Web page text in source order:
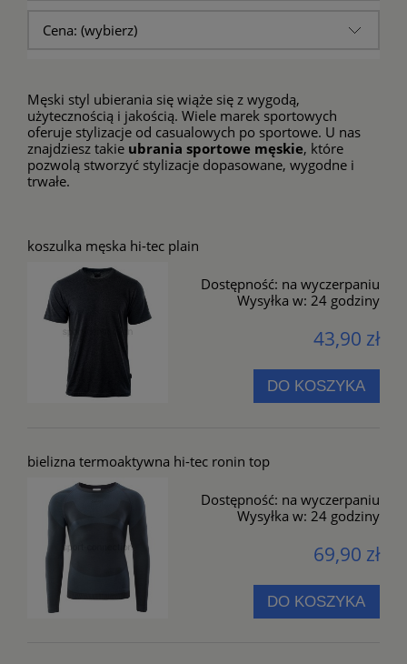
Cena: (wybierz)
Męski styl ubierania się wiąże się z wygodą,
użytecznością i jakością. Wiele marek sportowych
oferuje stylizacje od casualowych po sportowe. U nas
znajdziesz takie ubrania sportowe męskie, które
pozwolą stworzyć stylizacje dopasowane, wygodne i
trwałe.
koszulka męska hi-tec plain
Dostępność: na wyczerpaniu
Wysyłka w: 24 godziny
43,90 zł
DO KOSZYKA
bielizna termoaktywna hi-tec ronin top
Dostępność: na wyczerpaniu
Wysyłka w: 24 godziny
69,90 zł
DO KOSZYKA